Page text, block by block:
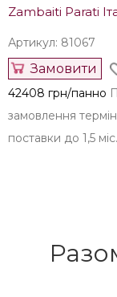
Zambaiti Parati
Артикул: 81067
Замовити
42408 грн/панно
замовлення термін
поставки до 1,5 міс.